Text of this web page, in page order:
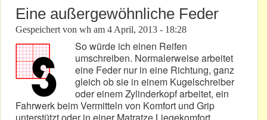
Eine außergewöhnliche Feder
Gespeichert von wh am 4 April, 2013 - 18:28
So würde ich einen Reifen
umschreiben. Normalerweise arbeitet
eine Feder nur in eine Richtung, ganz
gleich ob sie in einem Kugelschreiber
oder einem Zylinderkopf arbeitet, ein
Fahrwerk beim Vermitteln von Komfort und Grip